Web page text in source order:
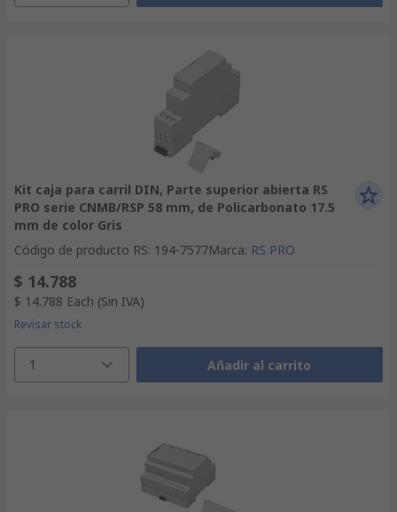
Kit caja para carril DIN, Parte superior abierta RS
PRO serie CNMB/RSP 58 mm, de Policarbonato 17.5
mm de color Gris
Código de producto RS: 194-7577Marca: RS PRO
$ 14.788
$ 14.788 Each (Sin IVA)
Revisar stock
1 Añadir al carrito